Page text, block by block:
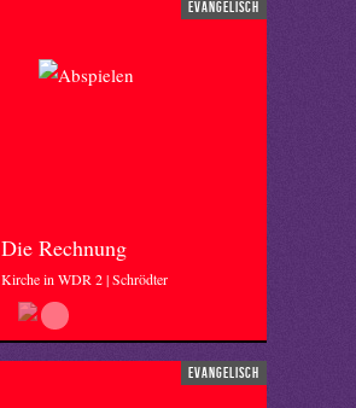
evangelisch
Die Rechnung
Kirche in WDR 2 | Schrödter
evangelisch